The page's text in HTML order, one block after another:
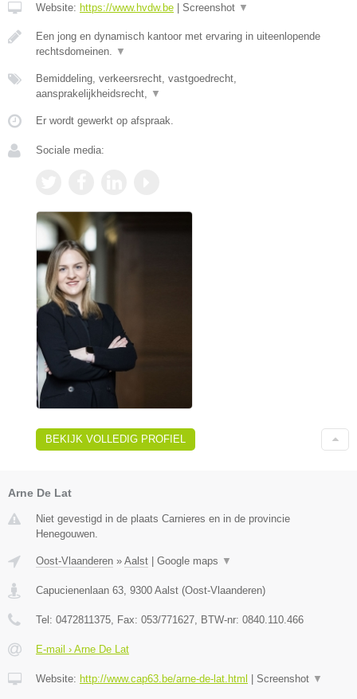
Website: https://www.hvdw.be | Screenshot ▼
Een jong en dynamisch kantoor met ervaring in uiteenlopende
rechtsdomeinen.
▼
Bemiddeling, verkeersrecht, vastgoedrecht,
aansprakelijkheidsrecht,
▼
Er wordt gewerkt op afspraak.
Sociale media:
BEKIJK VOLLEDIG PROFIEL
Arne De Lat
Niet gevestigd in de plaats Carnieres en in de provincie
Henegouwen.
Oost-Vlaanderen » Aalst Google maps ▼
Capucienenlaan 63, 9300 Aalst (Oost-Vlaanderen)
Tel: 0472811375, Fax: 053/771627, BTW-nr: 0840.110.466
E-mail › Arne De Lat
Website: http://www.cap63.be/arne-de-lat.html Screenshot ▼